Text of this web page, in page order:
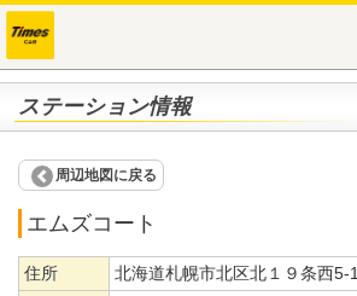
ステーション情報
周辺地図に戻る
エムズコート
住所 北海道札幌市北区北１９条西5-1